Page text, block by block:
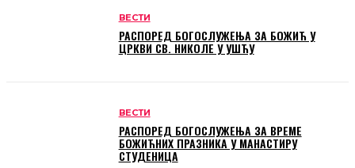
ВЕСТИ
РАСПОРЕД БОГОСЛУЖЕЊА ЗА БОЖИЋ У
ЦРКВИ СВ. НИКОЛЕ У УШЋУ
ВЕСТИ
РАСПОРЕД БОГОСЛУЖЕЊА ЗА ВРЕМЕ
БОЖИЋНИХ ПРАЗНИКА У МАНАСТИРУ
СТУДЕНИЦА